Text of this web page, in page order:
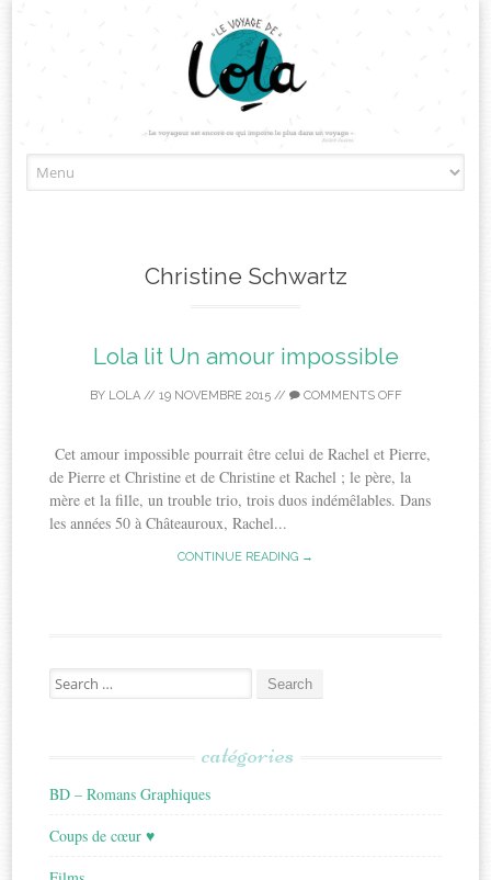
to
Christine Schwartz
Lola lit Un amour impossible
BY LOLA// 19 NOVEMBRE 2015// COMMENTS OFF
Cet amour impossible pourrait être celui de Rachel et Pierre,
de Pierre et Christine et de Christine et Rachel ; le père, la
mère et la fille, un trouble trio, trois duos indémêlables. Dans
les années 50 à Châteauroux, Rachel...
CONTINUE READING →
Search
for:
catégories
BD – Romans Graphiques
Coups de cœur ♥